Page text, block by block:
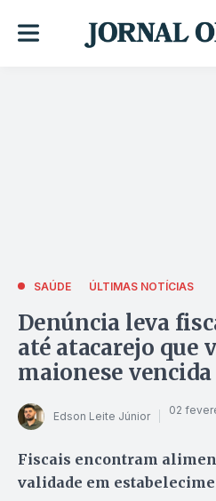
SAÚDE ÚLTIMAS NOTÍCIAS
Denúncia leva
até atacarejo que
maionese vencida
Edson Leite Júnior 02
Fiscais encontram
validade em